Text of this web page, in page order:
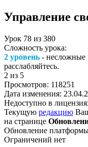
Управление
Урок 78 из 380
Сложность урока:
2 уровень - несложные
расслабляйтесь.
2 из 5
Просмотров: 118251
Дата изменения:
Недоступно в
Текущую редакцию
на странице
Обновление
Ограничений нет